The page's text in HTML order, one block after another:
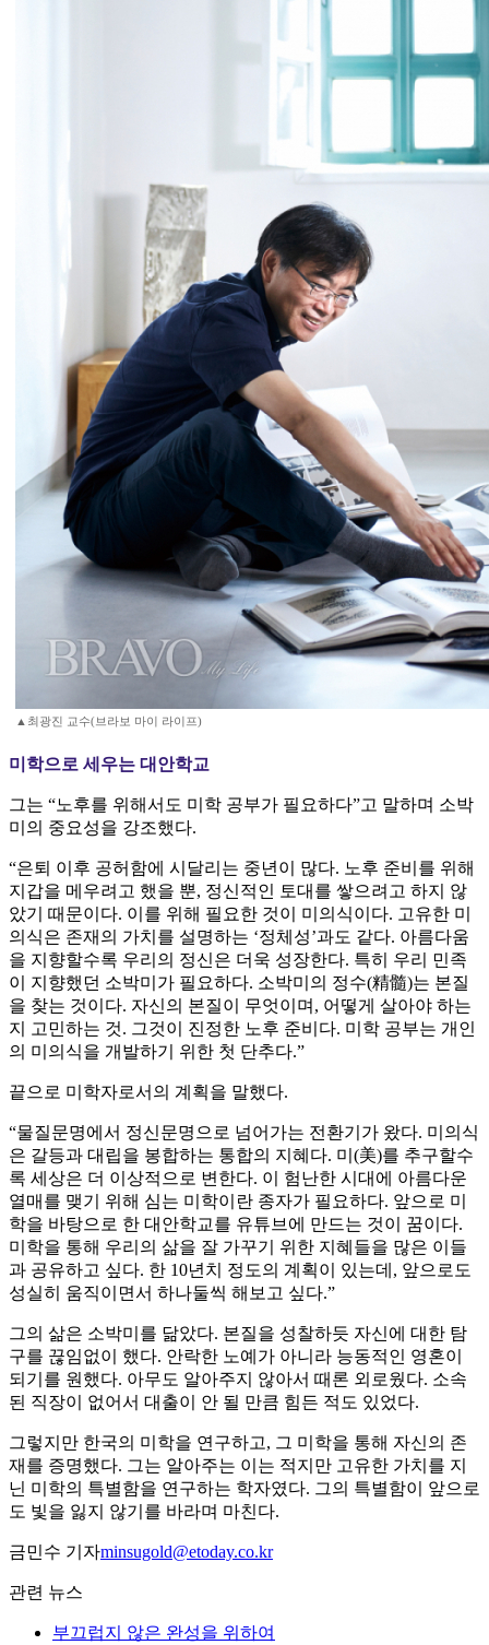
▲최광진 교수(브라보 마이 라이프)
미학으로 세우는 대안학교
그는 “노후를 위해서도 미학 공부가 필요하다”고 말하며 소박
미의 중요성을 강조했다.
“은퇴 이후 공허함에 시달리는 중년이 많다. 노후 준비를 위해
지갑을 메우려고 했을 뿐, 정신적인 토대를 쌓으려고 하지 않
았기 때문이다. 이를 위해 필요한 것이 미의식이다. 고유한 미
의식은 존재의 가치를 설명하는 ‘정체성’과도 같다. 아름다움
을 지향할수록 우리의 정신은 더욱 성장한다. 특히 우리 민족
이 지향했던 소박미가 필요하다. 소박미의 정수(精髓)는 본질
을 찾는 것이다. 자신의 본질이 무엇이며, 어떻게 살아야 하는
지 고민하는 것. 그것이 진정한 노후 준비다. 미학 공부는 개인
의 미의식을 개발하기 위한 첫 단추다.”
끝으로 미학자로서의 계획을 말했다.
“물질문명에서 정신문명으로 넘어가는 전환기가 왔다. 미의식
은 갈등과 대립을 봉합하는 통합의 지혜다. 미(美)를 추구할수
록 세상은 더 이상적으로 변한다. 이 험난한 시대에 아름다운
열매를 맺기 위해 심는 미학이란 종자가 필요하다. 앞으로 미
학을 바탕으로 한 대안학교를 유튜브에 만드는 것이 꿈이다.
미학을 통해 우리의 삶을 잘 가꾸기 위한 지혜들을 많은 이들
과 공유하고 싶다. 한 10년치 정도의 계획이 있는데, 앞으로도
성실히 움직이면서 하나둘씩 해보고 싶다.”
그의 삶은 소박미를 닮았다. 본질을 성찰하듯 자신에 대한 탐
구를 끊임없이 했다. 안락한 노예가 아니라 능동적인 영혼이
되기를 원했다. 아무도 알아주지 않아서 때론 외로웠다. 소속
된 직장이 없어서 대출이 안 될 만큼 힘든 적도 있었다.
그렇지만 한국의 미학을 연구하고, 그 미학을 통해 자신의 존
재를 증명했다. 그는 알아주는 이는 적지만 고유한 가치를 지
닌 미학의 특별함을 연구하는 학자였다. 그의 특별함이 앞으로
도 빛을 잃지 않기를 바라며 마친다.
금민수 기자minsugold@etoday.co.kr
관련 뉴스
부끄럽지 않은 완성을 위하여